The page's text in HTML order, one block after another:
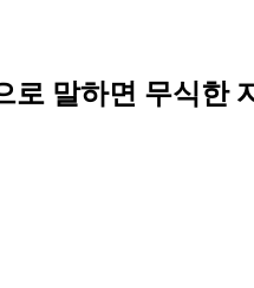
로 말하면 무식한